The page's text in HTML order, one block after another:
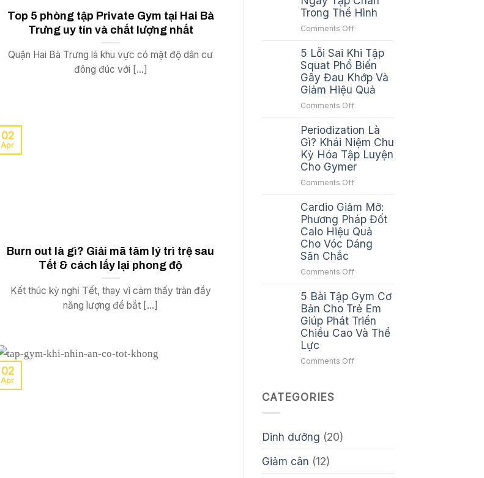
Top 5 phòng tập Private Gym tại Hai Bà
Trưng uy tín và chất lượng nhất
Quận Hai Bà Trưng là khu vực có mật độ dân cư
đông đúc với [...]
Burn out là gì? Giải mã tâm lý trì trệ sau
Tết & cách lấy lại phong độ
Kết thúc kỳ nghỉ Tết, thay vì cảm thấy tràn đầy
năng lượng để bắt [...]
02
Apr
02
Apr
Trong Thể Hình
Comments Offon
Day
Là
Gì?
Khái
Quan
Trọng
Của
Ngày
Tập
Trong
Thể
Hình
5 Lỗi Sai Khi Tập
Squat Phổ Biến
Gây Đau Khớp Và
Giảm Hiệu Quả
Comments Offon
Lỗi
Sai
Khi
Tập
Gây
Đau
Khớp
Và
Hiệu
Periodization Là
Gì? Khái Niệm Chu
Kỳ Hóa Tập Luyện
Cho Gymer
Comments Offon
Là
Gì?
Khái
Niệm
Chu
Luyện
Cho
Gymer
Cardio Giảm Mỡ:
Phương Pháp Đốt
Calo Hiệu Quả
Cho Vóc Dáng
Săn Chắc
Comments Offon
Giảm
Mỡ:
Phương
Pháp
5 Bài Tập Gym Cơ
Bản Cho Trẻ Em
Giúp Phát Triển
Chiều Cao Và Thể
Lực
Comments Offon
CATEGORIES
Dinh dưỡng (20)
Giảm cân (12)